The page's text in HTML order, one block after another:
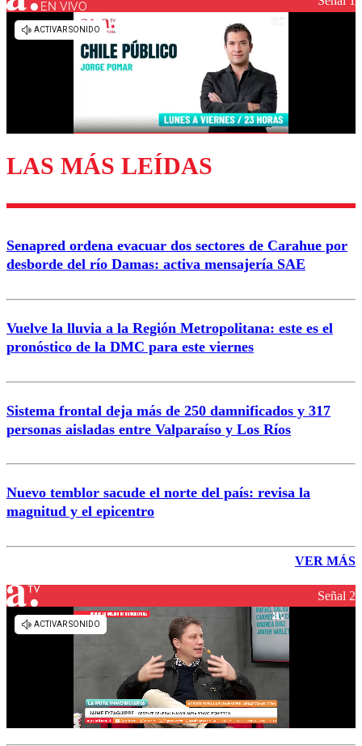
Los comentarios son moderados para garantizar un
diálogo respetuoso.
Enviar comentario
EN VIVO
LAS MÁS LEÍDAS
Senapred ordena evacuar dos sectores de Carahue por
desborde del río Damas: activa mensajería SAE
Vuelve la lluvia a la Región Metropolitana: este es el
pronóstico de la DMC para este viernes
Sistema frontal deja más de 250 damnificados y 317
personas aisladas entre Valparaíso y Los Ríos
Nuevo temblor sacude el norte del país: revisa la
magnitud y el epicentro
VER MÁS
Señal 2